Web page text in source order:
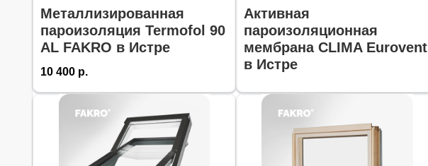
Металлизированная
пароизоляция Termofol 90
AL FAKRO в Истре
10 400 р.
Активная
пароизоляционная
мембрана CLIMA Eurovent
в Истре